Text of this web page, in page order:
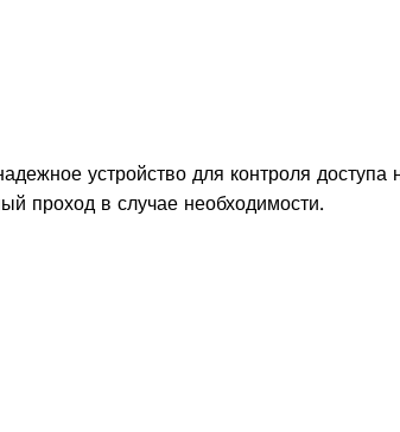
устройство для контроля доступа
проход в случае необходимости.